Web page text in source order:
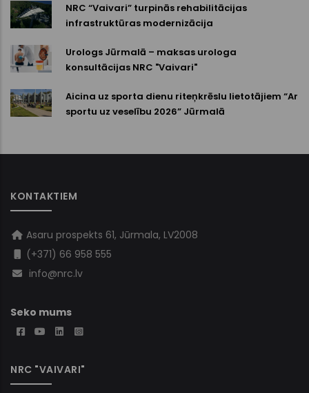
NRC “Vaivari” turpinās rehabilitācijas
infrastruktūras modernizācija
Urologs Jūrmalā – maksas urologa
konsultācijas NRC "Vaivari"
Aicina uz sporta dienu riteņkrēslu lietotājiem “Ar
sportu uz veselību 2026” Jūrmalā
KONTAKTIEM
Asaru prospekts 61, Jūrmala, LV2008
(+371) 66 958 555
info@nrc.lv
Seko mums
NRC "VAIVARI"